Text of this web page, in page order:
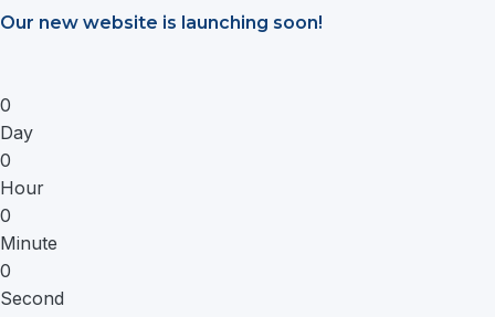
Saltar
Our new website is launching soon!
0
Day
0
Hour
0
Minute
0
Second